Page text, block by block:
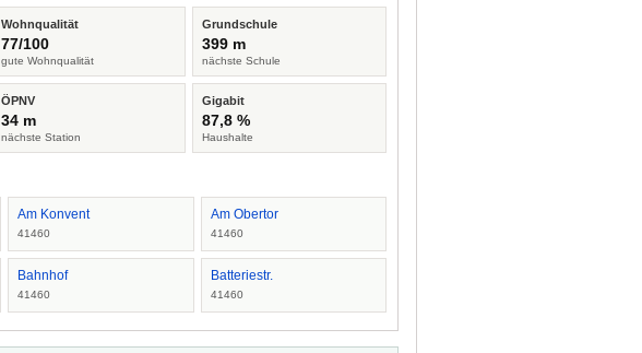
Wohnqualität
77/100
gute Wohnqualität
Grundschule
399 m
nächste Schule
ÖPNV
34 m
nächste Station
Gigabit
87,8 %
Haushalte
Am Konvent
41460
Am Obertor
41460
Bahnhof
41460
Batteriestr.
41460